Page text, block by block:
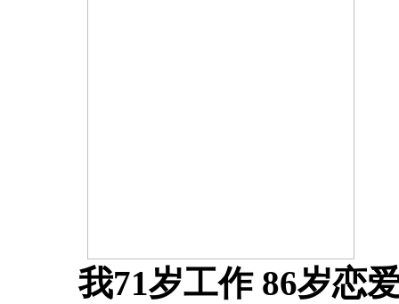
我71岁工作 86岁恋